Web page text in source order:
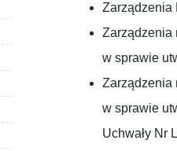
Zarządzenia
Zarządzenia
w sprawie
Zarządzenia
w sprawie
Uchwały Nr